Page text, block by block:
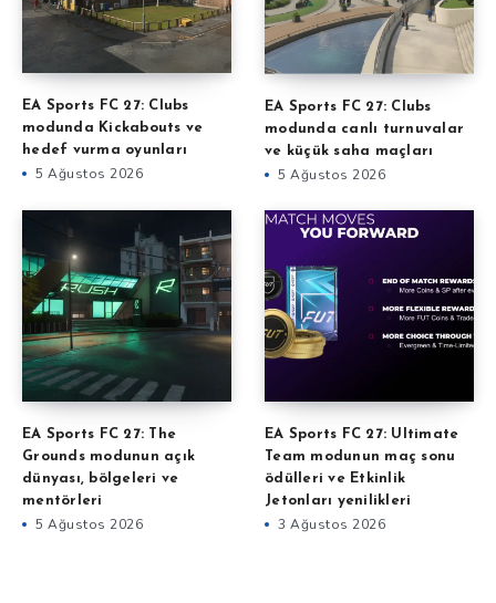
EA Sports FC 27: Clubs
modunda Kickabouts ve
hedef vurma oyunları
5 Ağustos 2026
EA Sports FC 27: Clubs
modunda canlı turnuvalar
ve küçük saha maçları
5 Ağustos 2026
EA Sports FC 27: The
Grounds modunun açık
dünyası, bölgeleri ve
mentörleri
5 Ağustos 2026
EA Sports FC 27: Ultimate
Team modunun maç sonu
ödülleri ve Etkinlik
Jetonları yenilikleri
3 Ağustos 2026